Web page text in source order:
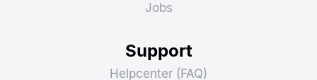
Unternehmen
Über uns
Partnerprogramm